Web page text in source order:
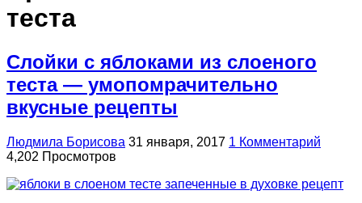
теста
Слойки с яблоками из слоеного
теста — умопомрачительно
вкусные рецепты
Людмила Борисова 31 января, 2017 1 Комментарий
4,202 Просмотров